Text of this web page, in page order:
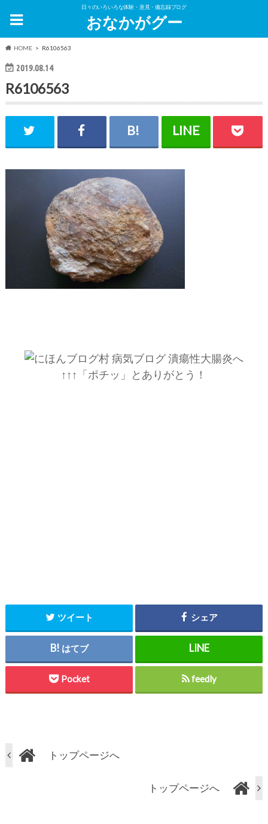
日々のいろいろな体験・意見・備忘録ブログ
おなかがグー
HOME R6106563
2019.08.14
R6106563
↑↑↑「ポチッ」とありがとう！
ツイート シェア
はてブ
Pocket feedly
トップページへ
トップページへ